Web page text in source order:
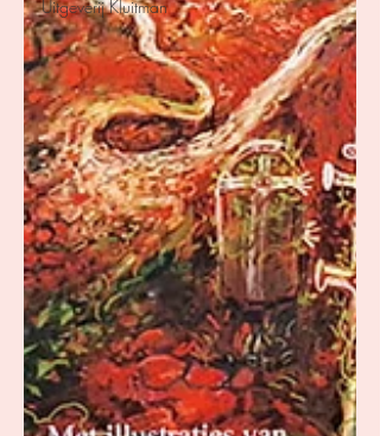
Uitgeverij Kluitman